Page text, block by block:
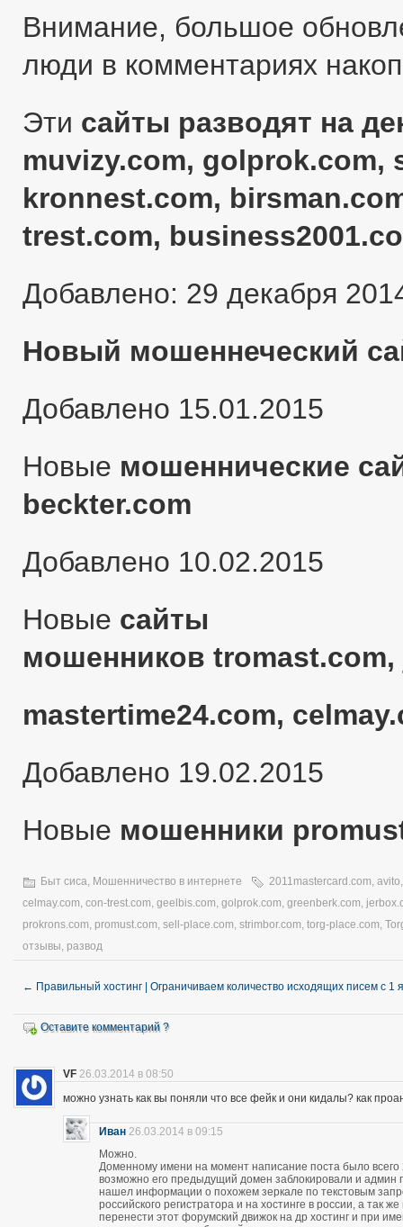
Внимание, большое
люди в комментариях
Эти сайты разводят на
muvizy.com, golprok.com,
kronnest.com,
trest.com,
Добавлено: 29 декабря
Новый мошеннеческий
Добавлено 15.01.2015
Новые мошеннические
beckter.com
Добавлено 10.02.2015
Новые сайты
мошенников
mastertime24.com,
Добавлено 19.02.2015
Новые мошенники
Быт сиса Мошенничество в интернете 2011mastercard.com avito
celmay.com con-trest.com geelbis.com golprok.com greenberk.com
prokrons.com promust.com sell-place.com strimbor.com torg-place.com
отзывы развод
← Правильный хостинг | Ограничиваем количество исходящих писем с 1
Оставите комментарий ?
VF 26.03.2014 в 08:50
можно узнать как вы поняли что все фейк и они кидалы? как
Иван 26.03.2014 в 09:15
Можно.
Доменному имени на момент написание поста было
возможно его предыдущий домен заблокировали и админ
нашел информации о похожем зеркале по текстовым
российского регистратора и на хостинге в россии, а
перенести этот форумский движок на др хостинг и при